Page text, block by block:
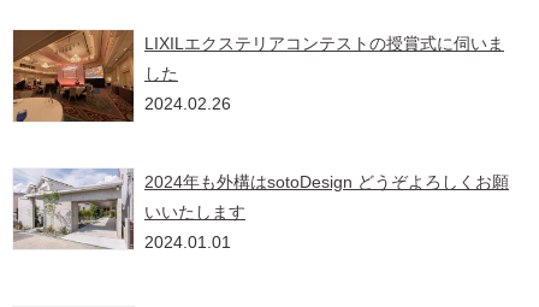
LIXILエクステリアコンテストの授賞式に伺いま
した
2024.02.26
2024年も外構はsotoDesign どうぞよろしくお願
いいたします
2024.01.01